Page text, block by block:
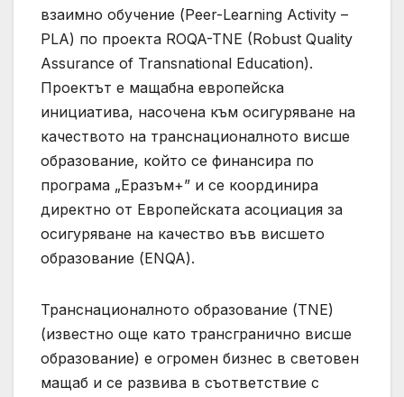
взаимно обучение (Peer-Learning Activity –
PLA) по проекта ROQA-TNE (Robust Quality
Assurance of Transnational Education).
Проектът е мащабна европейска
инициатива, насочена към осигуряване на
качеството на транснационалното висше
образование, който се финансира по
програма „Еразъм+” и се координира
директно от Европейската асоциация за
осигуряване на качество във висшето
образование (ENQA).
Транснационалното образование (TNE)
(известно още като трансгранично висше
образование) е огромен бизнес в световен
мащаб и се развива в съответствие с